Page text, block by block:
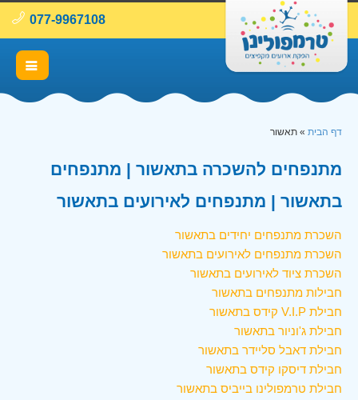
077-9967108
דף הבית » תאשור
מתנפחים להשכרה בתאשור | מתנפחים
בתאשור | מתנפחים לאירועים בתאשור
השכרת מתנפחים יחידים בתאשור
השכרת מתנפחים לאירועים בתאשור
השכרת ציוד לאירועים בתאשור
חבילות מתנפחים בתאשור
חבילת V.I.P קידס בתאשור
חבילת ג'וניור בתאשור
חבילת דאבל סליידר בתאשור
חבילת דיסקו קידס בתאשור
חבילת טרמפולינו בייביס בתאשור